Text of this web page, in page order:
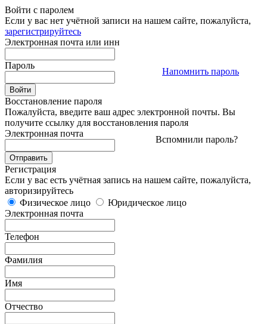
Войти с паролем
Если у вас нет учётной записи на нашем сайте, пожалуйста,
зарегистрируйтесь
Электронная почта или инн
Пароль
Напомнить пароль
Восстановление пароля
Пожалуйста, введите ваш адрес электронной почты. Вы
получите ссылку для восстановления пароля
Электронная почта
Вспомнили пароль?
Регистрация
Если у вас есть учётная запись на нашем сайте, пожалуйста,
авторизируйтесь
Физическое лицо
Юридическое лицо
Электронная почта
Телефон
Фамилия
Имя
Отчество